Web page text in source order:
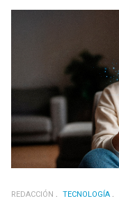
REDACCIÓN TECNOLOGÍA